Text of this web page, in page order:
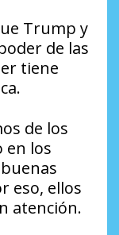
Trump y
de las
tiene
de los
en los
eso, ellos
atención.